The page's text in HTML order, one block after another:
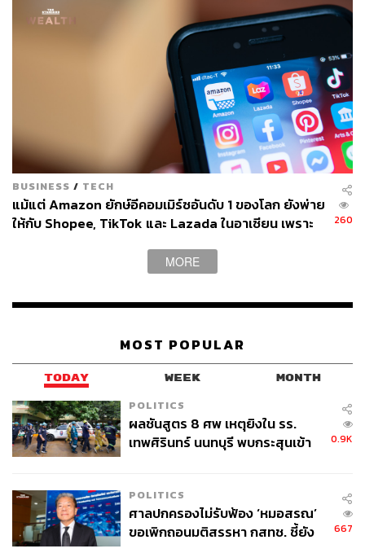
การเลื่อนตำแหน่งไม่ได้ตัดสินกันในวันประเมินผลงานเพียง
วันเดียว แต่เกิดจากการสังเกตอย่างต่อเนื่องหลายเดือน วลีนี้
เป็นการแสดงความสนใจและความพร้อมรับผิดชอบเพิ่มเติม
ตัวอย่างเช่น หากหัวหน้าพูดถึงทิศทางใหม่ของบริษัท คุณอาจ
แสดงความสนใจพร้อมตั้งคำถามเชิงลึก หรือใช้วลีนี้หลังได้
รับคำชม เพื่อสื่อว่าคุณต้องการ ‘ต่อยอด’ ความสามารถและ
เติบโตไปอีกขั้น
5. “สรุปแล้ว ฉันจะทำ [A] และ [B] และฉันจะรอ [X] และ
สัปดาห์หน้า” มักนำไปสู่ความไม่ชัดเจนและความผิดหวังใน
อย่างชัดเจน พร้อมกำหนดกรอบเวลาให้แน่นอน
หากหัวหน้าตกลงจะดำเนินการบางอย่าง ควรถามต่อให้
ชัดเจน เช่น “วันพุธสะดวกไหม” หรือ “ผมสามารถได้รับข้อมูล
ภายในวันศุกร์ได้หรือไม่” เพื่อให้ทุกฝ่ายเข้าใจตรงกัน และ
ผลักดันงานให้เดินหน้าได้จริง เป็นรูปธรรม
อ้างอิง:
https://www.cnbc.com/2026/01/21/ive-coached-leade
rs-at-google-and-amazon-use-these-phrases-with-yo
BUSINESS / TECH
แม้แต่ Amazon ยักษ์อีคอมเมิร์ซอันดับ 1 ของโลก ยังพ่าย
ให้กับ Shopee, TikTok และ Lazada ในอาเซียน เพราะ
260
MORE
MOST POPULAR
TODAY WEEK MONTH
POLITICS
ผลชันสูตร 8 ศพ เหตุยิงใน รร.
เทพศิรินทร์ นนทบุรี พบกระสุนเข้า
0.9K
POLITICS
ศาลปกครองไม่รับฟ้อง ‘หมอสรณ’
ขอเพิกถอนมติสรรหา กสทช. ชี้ยัง
667